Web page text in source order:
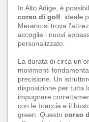
In Alto Adige, è
corso di golf , ideale
Merano si trova
accoglie i nuovi
personalizzato.
La durata di circa
movimenti
precisione. Un
disposizione per tutta
impugnare
con le braccia e il
green. Questo corso